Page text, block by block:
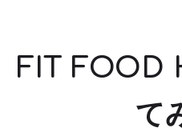
FIT FOOD
て